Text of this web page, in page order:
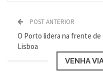
O prédio de 185
obras de arte
peças que
POST ANTERIOR
O Porto lidera na frente de
Lisboa
VENHA